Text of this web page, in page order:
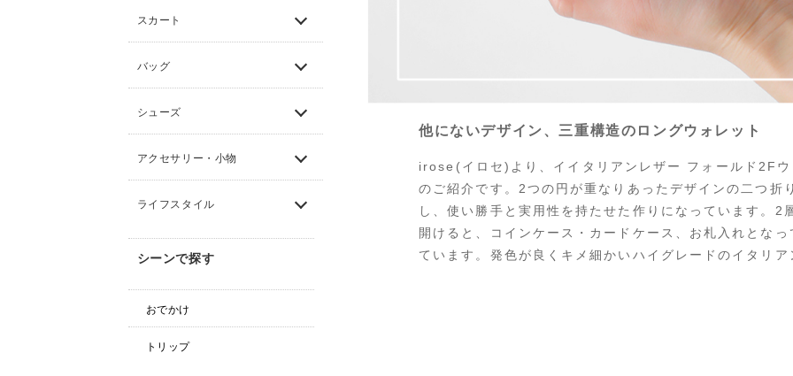
スカート
バッグ
シューズ
アクセサリー・小物
ライフスタイル
シーンで探す
おでかけ
トリップ
他にないデザイン、三重構造のロングウォレット
irose(イロセ)より、イイタリアンレザー フォールド2F
のご紹介です。2つの円が重なりあったデザインの二つ折
し、使い勝手と実用性を持たせた作りになっています。2
開けると、コインケース・カードケース、お札入れとな
ています。発色が良くキメ細かいハイグレードのイタリ